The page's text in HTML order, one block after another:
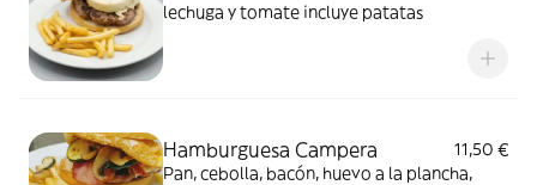
lechuga y tomate incluye patatas
Hamburguesa Campera
11,50 €
Pan, cebolla, bacón, huevo a la plancha,